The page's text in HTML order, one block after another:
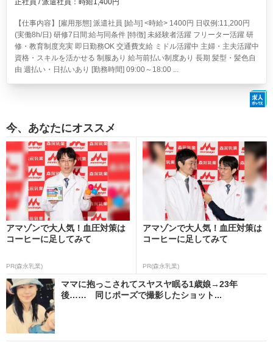
正社員 / 派遣社員：時給1,400円
【仕事内容】[雇用形態] 派遣社員 [給与] <時給> 1400円 日収例:11,200円
(実働8h/日) 研修7日間:給与同条件 [特徴] 未経験者活躍 フリーター活躍 研
修・教育制度充実 即日勤務OK 交通費支給 ミドル活躍中 主婦・主夫活躍中
資格・スキルを活かせる 制服あり 給与前払い制度あり 長期 髪型・髪色自
由 週払い・日払いあり [勤務時間] 09:00～18:00 ...
今、あなたにオススメ
アマゾンで大人気！血圧対策は
コーヒーに足してみて
PR(森永乳業)
アマゾンで大人気！血圧対策は
コーヒーに足してみて
PR(森永乳業)
ママに抱っこされてスヤスヤ眠る1歳娘→23年
後…… 同じポーズで撮影したショット...